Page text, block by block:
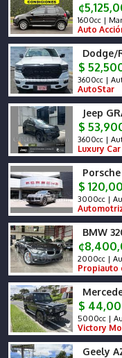
1600cc |
Auto
Dodge/
$
3600cc |
AutoStar
Jeep
$
3600cc |
Luxury Car
Porsche
$
3000cc |
BMW
2000cc |
Propiauto
$
5000cc |
Victory
Geely